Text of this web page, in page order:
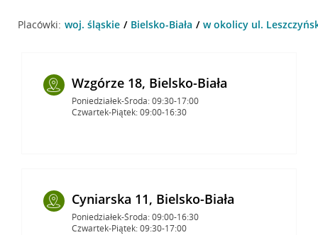
Placówki: woj. śląskie Bielsko-Biała w okolicy ul.
Wzgórze 18, Bielsko-Biała
Poniedziałek-Środa: 09:30-17:00
Czwartek-Piątek: 09:00-16:30
Cyniarska 11, Bielsko-Biała
Poniedziałek-Środa: 09:00-16:30
Czwartek-Piątek: 09:30-17:00